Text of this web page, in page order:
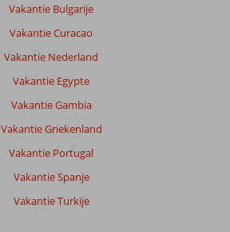
Vakantie Bulgarije
Vakantie Curacao
Vakantie Nederland
Vakantie Egypte
Vakantie Gambia
Vakantie Griekenland
Vakantie Portugal
Vakantie Spanje
Vakantie Turkije